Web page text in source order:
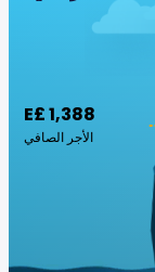
E£ 1,388
الأجر الصافي